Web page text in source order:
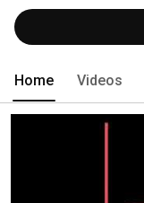
Home Videos